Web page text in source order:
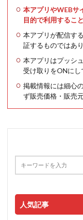
本アプリやWEBサ
目的で利用するこ
本アプリが配信す
証するものではあり
本アプリはプッシ
受け取りをONにし
掲載情報には細心
ず販売価格・販売
人気記事